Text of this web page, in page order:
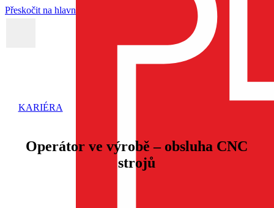
Přeskočit na hlavní obsah
Služby
KARIÉRA
Operátor ve výrobě – obsluha CNC
strojů